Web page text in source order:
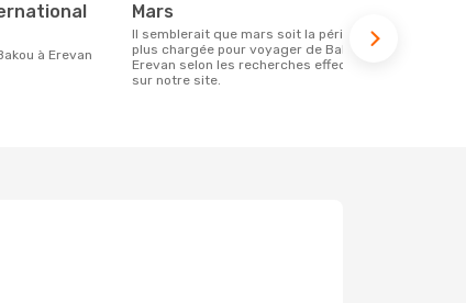
à Erevan
mars
Il semblerait que mars soit la période la
plus chargée pour voyager de Bakou à
Erevan selon les recherches effectuées
sur notre site.